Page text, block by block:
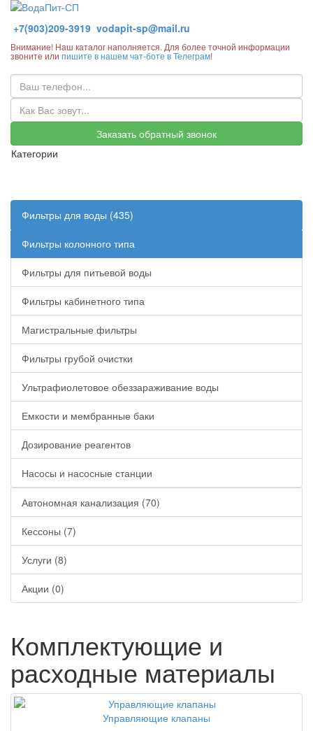
+7(903)209-3919 vodapit-sp@mail.ru
Внимание! Наш каталог наполняется. Для более точной информации
звоните или пишите в нашем чат-боте в Телеграм!
Заказать обратный звонок
Категории
Фильтры для воды (435)
Фильтры колонного типа
Фильтры для питьевой воды
Фильтры кабинетного типа
Магистральные фильтры
Фильтры грубой очистки
Ультрафиолетовое обеззараживание воды
Емкости и мембранные баки
Дозирование реагентов
Насосы и насосные станции
Автономная канализация (70)
Кессоны (7)
Услуги (8)
Акции (0)
Комплектующие и
расходные материалы
Управляющие клапаны